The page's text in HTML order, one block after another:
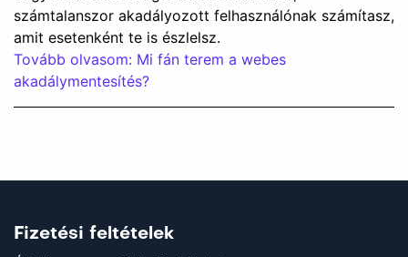
számtalanszor akadályozott felhasználónak számítasz,
amit esetenként te is észlelsz.
Tovább olvasom: Mi fán terem a webes
akadálymentesítés?
Fizetési feltételek